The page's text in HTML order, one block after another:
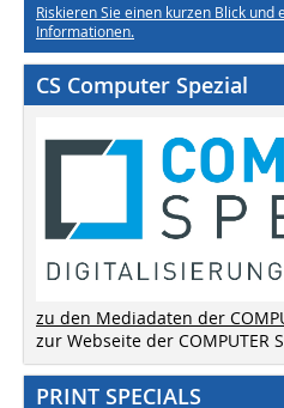
Riskieren Sie einen kurzen Blick und
Informationen.
CS Computer Spezial
zu den Mediadaten der
zur Webseite der COMPUTER
PRINT SPECIALS